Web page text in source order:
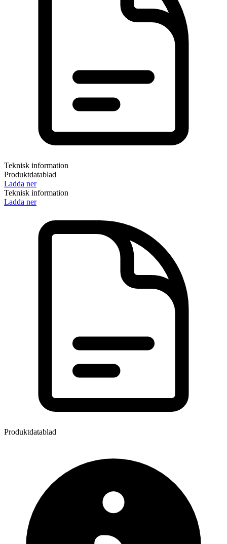
Teknisk information
Produktdatablad
Ladda ner
Teknisk information
Ladda ner
Produktdatablad